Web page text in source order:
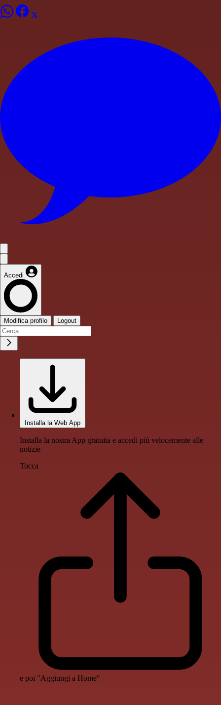
Accedi
Modifica profilo Logout
Installa la Web App
Installa la nostra App gratuita e accedi più velocemente alle
notizie
Tocca
e poi "Aggiungi a Home"